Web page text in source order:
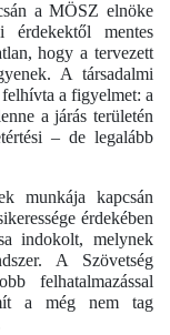
a MÖSZ elnöke
érdekektől mentes
hogy a tervezett
A társadalmi
felhívta a figyelmet: a
a járás területén
– de legalább
munkája kapcsán
érdekében
indokolt, melynek
A Szövetség
felhatalmazással
a még nem tag